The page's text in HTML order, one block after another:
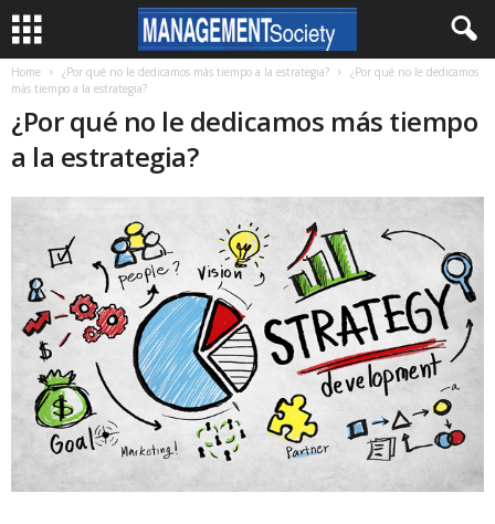
Home ¿Por qué no le dedicamos más tiempo a la estrategia?
¿Por qué no le dedicamos
más tiempo a la estrategia?
¿Por qué no le dedicamos más tiempo
a la estrategia?